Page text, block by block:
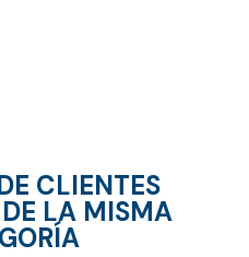
CLIENTES
LA MISMA